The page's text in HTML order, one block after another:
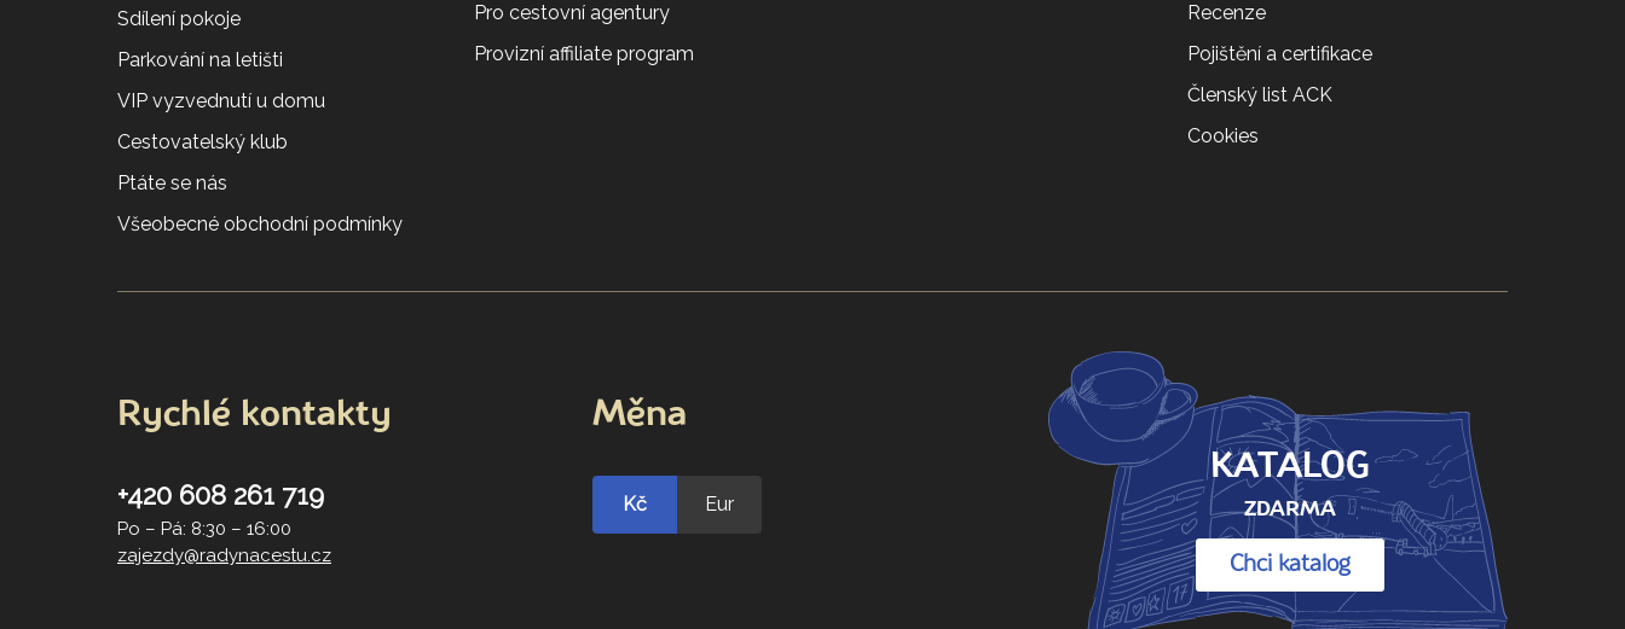
Sdílení pokoje
Parkování na letišti
VIP vyzvednutí u domu
Cestovatelský klub
Ptáte se nás
Všeobecné obchodní podmínky
Pro cestovní agentury
Provizní affiliate program
Recenze
Pojištění a certifikace
Členský list ACK
Cookies
Rychlé kontakty
+420 608 261 719
Po – Pá: 8:30 – 16:00
zajezdy@radynacestu.cz
Měna
Kč Eur
KATALOG
ZDARMA
Chci katalog